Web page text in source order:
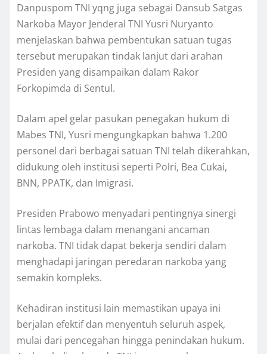
Danpuspom TNI yqng juga sebagai Dansub Satgas
Narkoba Mayor Jenderal TNI Yusri Nuryanto
menjelaskan bahwa pembentukan satuan tugas
tersebut merupakan tindak lanjut dari arahan
Presiden yang disampaikan dalam Rakor
Forkopimda di Sentul.
Dalam apel gelar pasukan penegakan hukum di
Mabes TNI, Yusri mengungkapkan bahwa 1.200
personel dari berbagai satuan TNI telah dikerahkan,
didukung oleh institusi seperti Polri, Bea Cukai,
BNN, PPATK, dan Imigrasi.
Presiden Prabowo menyadari pentingnya sinergi
lintas lembaga dalam menangani ancaman
narkoba. TNI tidak dapat bekerja sendiri dalam
menghadapi jaringan peredaran narkoba yang
semakin kompleks.
Kehadiran institusi lain memastikan upaya ini
berjalan efektif dan menyentuh seluruh aspek,
mulai dari pencegahan hingga penindakan hukum.